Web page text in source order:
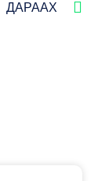
ДАРААХ